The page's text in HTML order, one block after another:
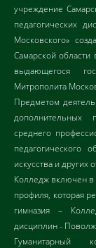
учреждение
педагогических
Московского»
Самарской
выдающегося
Митрополита
Предметом
дополнительных
среднего
педагогического
искусства и других
Колледж включен в
профиля, которая
гимназия –
дисциплин -
Гуманитарный